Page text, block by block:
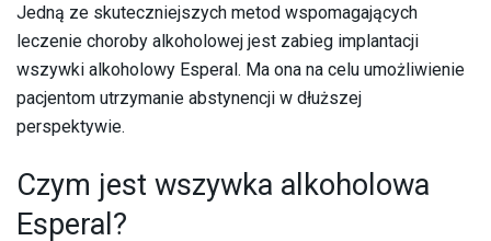
Jedną ze skuteczniejszych metod wspomagających
leczenie choroby alkoholowej jest zabieg implantacji
wszywki alkoholowy Esperal. Ma ona na celu umożliwienie
pacjentom utrzymanie abstynencji w dłuższej
perspektywie.
Czym jest wszywka alkoholowa
Esperal?